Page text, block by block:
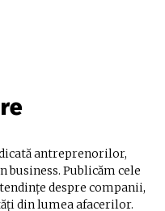
antreprenorilor,
Publicăm cele
despre companii,
din lumea afacerilor.